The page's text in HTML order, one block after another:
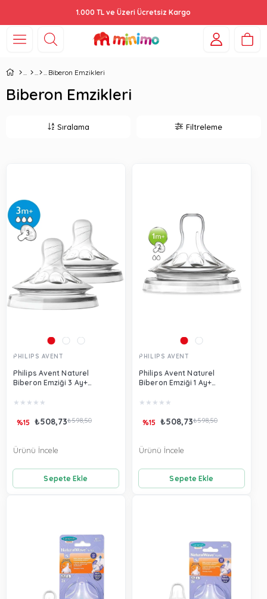
1.000 TL ve Üzeri Ücretsiz Kargo
Biberon Emzikleri
Biberon Emzikleri
Filtreleme
Sıralama
PHILIPS AVENT
Philips Avent Naturel
Biberon Emziği 3 Ay+
★ ★ ★ ★ ★
₺508,73₺598,50
%15
Sepete Ekle
Ürünü İncele
PHILIPS AVENT
Philips Avent Naturel
Biberon Emziği 1 Ay+
★ ★ ★ ★ ★
₺508,73₺598,50
%15
Sepete Ekle
Ürünü İncele